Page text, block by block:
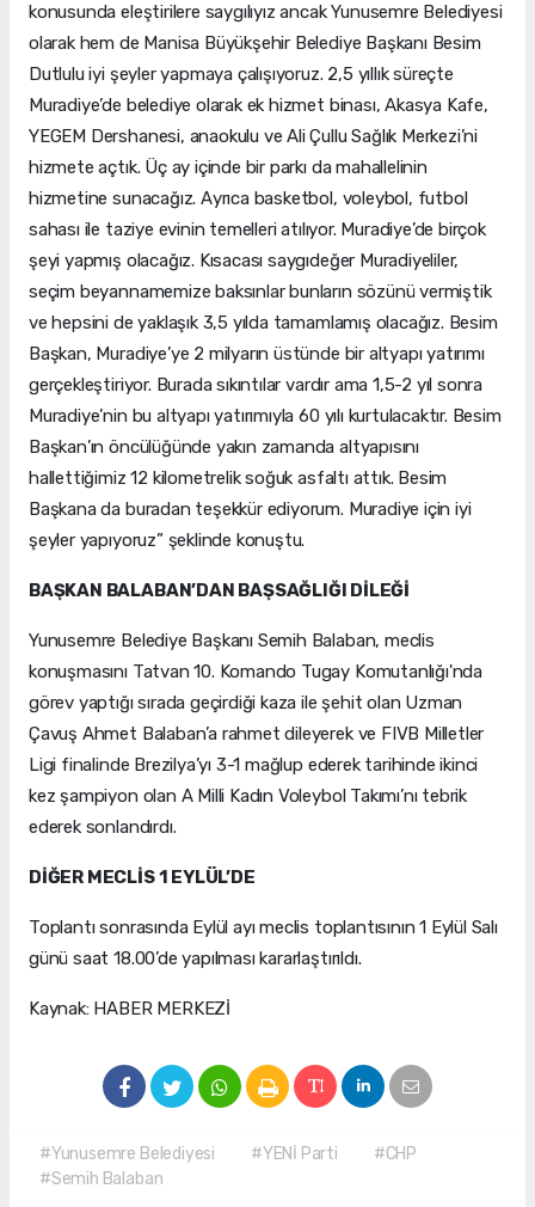
konusunda eleştirilere saygılıyız ancak Yunusemre Belediyesi
olarak hem de Manisa Büyükşehir Belediye Başkanı Besim
Dutlulu iyi şeyler yapmaya çalışıyoruz. 2,5 yıllık süreçte
Muradiye’de belediye olarak ek hizmet binası, Akasya Kafe,
YEGEM Dershanesi, anaokulu ve Ali Çullu Sağlık Merkezi’ni
hizmete açtık. Üç ay içinde bir parkı da mahallelinin
hizmetine sunacağız. Ayrıca basketbol, voleybol, futbol
sahası ile taziye evinin temelleri atılıyor. Muradiye’de birçok
şeyi yapmış olacağız. Kısacası saygıdeğer Muradiyeliler,
seçim beyannamemize baksınlar bunların sözünü vermiştik
ve hepsini de yaklaşık 3,5 yılda tamamlamış olacağız. Besim
Başkan, Muradiye’ye 2 milyarın üstünde bir altyapı yatırımı
gerçekleştiriyor. Burada sıkıntılar vardır ama 1,5-2 yıl sonra
Muradiye’nin bu altyapı yatırımıyla 60 yılı kurtulacaktır. Besim
Başkan’ın öncülüğünde yakın zamanda altyapısını
hallettiğimiz 12 kilometrelik soğuk asfaltı attık. Besim
Başkana da buradan teşekkür ediyorum. Muradiye için iyi
şeyler yapıyoruz” şeklinde konuştu.
BAŞKAN BALABAN’DAN BAŞSAĞLIĞI DİLEĞİ
Yunusemre Belediye Başkanı Semih Balaban, meclis
konuşmasını Tatvan 10. Komando Tugay Komutanlığı'nda
görev yaptığı sırada geçirdiği kaza ile şehit olan Uzman
Çavuş Ahmet Balaban’a rahmet dileyerek ve FIVB Milletler
Ligi finalinde Brezilya’yı 3-1 mağlup ederek tarihinde ikinci
kez şampiyon olan A Milli Kadın Voleybol Takımı’nı tebrik
ederek sonlandırdı.
DİĞER MECLİS 1 EYLÜL’DE
Toplantı sonrasında Eylül ayı meclis toplantısının 1 Eylül Salı
günü saat 18.00’de yapılması kararlaştırıldı.
Kaynak: HABER MERKEZİ
#Yunusemre Belediyesi #YENİ Parti
#CHP
#Semih Balaban